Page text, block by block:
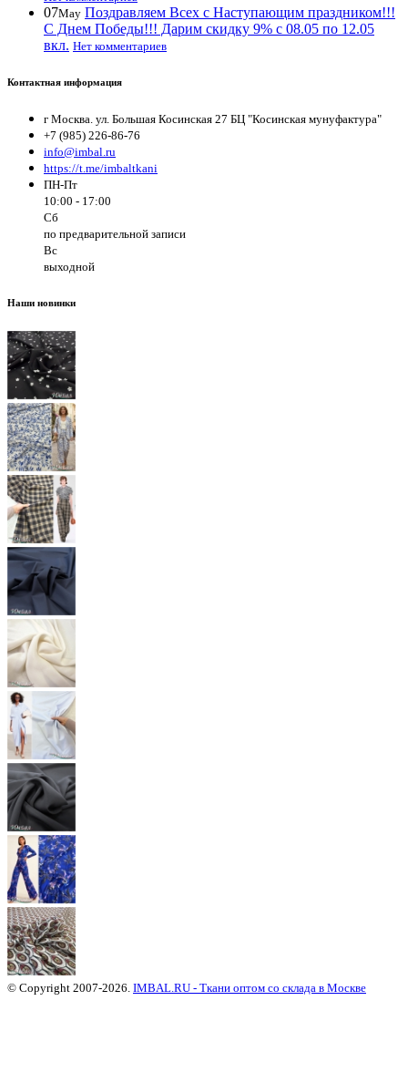
07May Поздравляем Всех с Наступающим праздником!!!
С Днем Победы!!! Дарим скидку 9% с 08.05 по 12.05
вкл. Нет комментариев
Контактная информация
г Москва. ул. Большая Косинская 27 БЦ "Косинская мунуфактура"
+7 (985) 226-86-76
info@imbal.ru
https://t.me/imbaltkani
ПН-Пт
10:00 - 17:00
Сб
по предварительной записи
Вс
выходной
Наши новинки
© Copyright 2007-2026. IMBAL.RU - Ткани оптом со склада в Москве